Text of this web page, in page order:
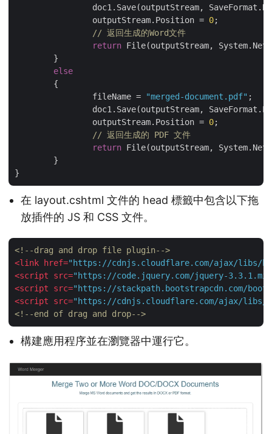
		outputStream.Position =
0;
// 返回生成的Word文件
return File(outputStream,
else
		fileName =
"merged-document.pdf" ;
		outputStream.Position =
0;
// 返回生成的 PDF 文件
return File(outputStream,
在 layout.cshtml 文件的 head 標籤中包含以下拖
放插件的 JS 和 CSS 文件。
<!--drag and drop file plugin-->
<link href="https://cdnjs.cloudflare.com/ajax/libs/
<script src="https://code.jquery.com/jquery-
<script src="https://stackpath.bootstrapcdn.com/
<script src="https://cdnjs.cloudflare.com/ajax/
<!--end of drag and drop-->
構建應用程序並在瀏覽器中運行它。